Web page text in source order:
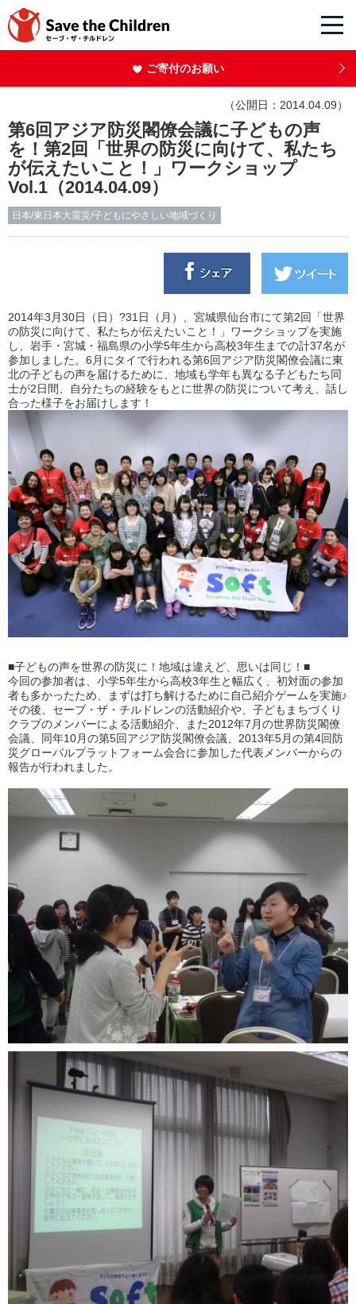
ご寄付のお願い
（公開日：2014.04.09）
第6回アジア防災閣僚会議に子どもの声
を！第2回「世界の防災に向けて、私たち
が伝えたいこと！」ワークショップ
Vol.1（2014.04.09）
日本/東日本大震災/子どもにやさしい地域づくり
2014年3月30日（日）?31日（月）、宮城県仙台市にて第2回「世界
の防災に向けて、私たちが伝えたいこと！」ワークショップを実施
し、岩手・宮城・福島県の小学5年生から高校3年生までの計37名が
参加しました。6月にタイで行われる第6回アジア防災閣僚会議に東
北の子どもの声を届けるために、地域も学年も異なる子どもたち同
士が2日間、自分たちの経験をもとに世界の防災について考え、話し
合った様子をお届けします！
■子どもの声を世界の防災に！地域は違えど、思いは同じ！■
今回の参加者は、小学5年生から高校3年生と幅広く、初対面の参加
者も多かったため、まずは打ち解けるために自己紹介ゲームを実施♪
その後、セーブ・ザ・チルドレンの活動紹介や、子どもまちづくり
クラブのメンバーによる活動紹介、また2012年7月の世界防災閣僚
会議、同年10月の第5回アジア防災閣僚会議、2013年5月の第4回防
災グローバルプラットフォーム会合に参加した代表メンバーからの
報告が行われました。